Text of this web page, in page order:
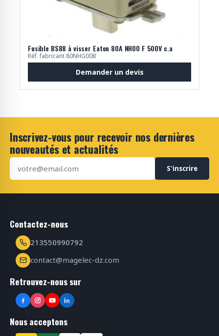
Fusible BS88 à visser Eaton 80A NH00 F 500V c.a
Réf. fabricant 80NHG00B
Demander un devis
Inscrivez-vous pour recevoir nos dernières
nouveautés et actualités
S'inscrire
Contactez-nous
213550990792
contact@magelec-dz.com
Retrouvez-nous sur
Nous acceptons